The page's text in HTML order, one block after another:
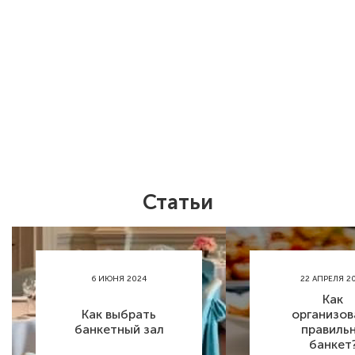
Статьи
6 ИЮНЯ 2024
Как выбрать
банкетный зал
22 АПРЕЛЯ
Как